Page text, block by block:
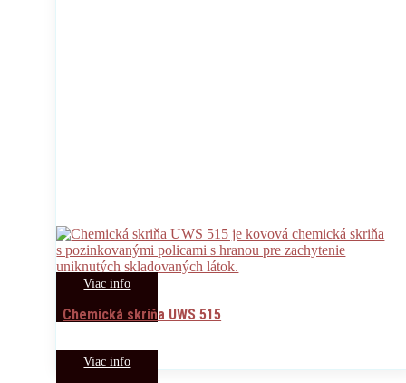
Viac info
Chemická skriňa UWS 515
Viac info